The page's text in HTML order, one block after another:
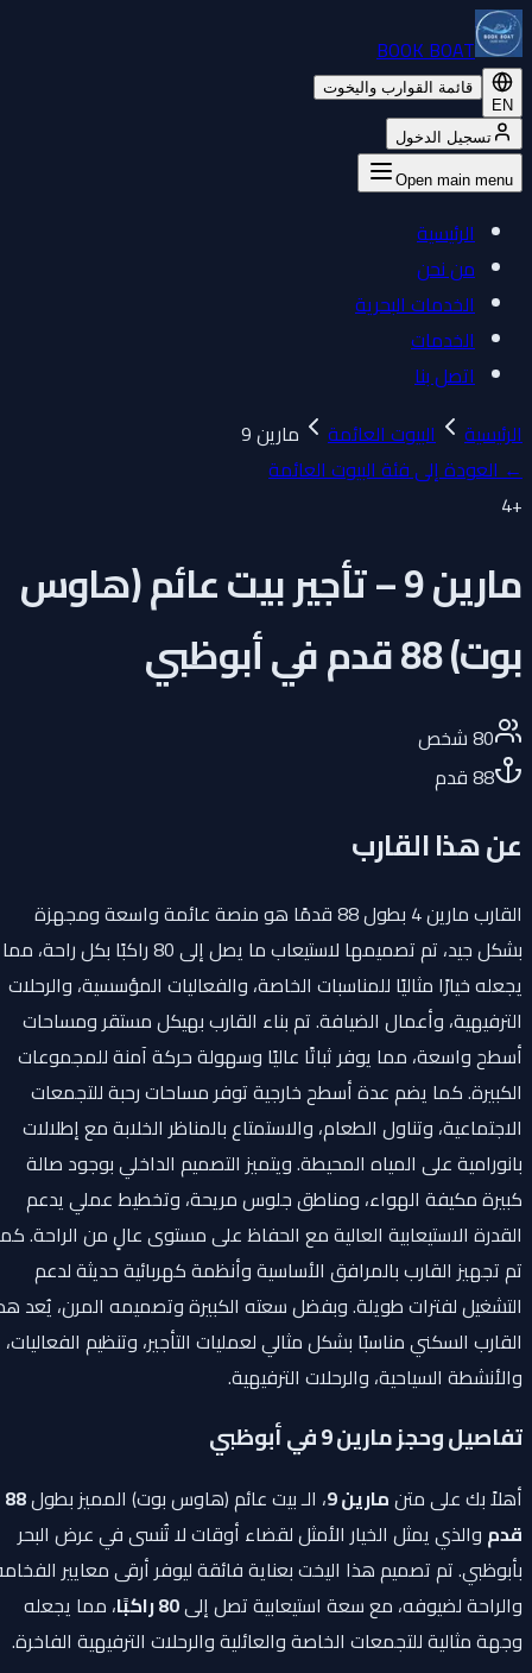
BOOK BOAT
EN
قائمة القوارب واليخوت
تسجيل الدخول
Open main menu
الرئيسية
من نحن
الخدمات البحرية
الخدمات
اتصل بنا
الرئيسية
البيوت العائمة
مارين 9
←العودة إلى فئة البيوت العائمة
4
مارين 9 – تأجير بيت عائم (هاوس
بوت) 88 قدم في أبوظبي
80شخص
88قدم
عن هذا القارب
القارب مارين 4 بطول 88 قدمًا هو منصة عائمة واسعة ومجهزة
بشكل جيد، تم تصميمها لاستيعاب ما يصل إلى 80 راكبًا بكل راحة، مما
يجعله خيارًا مثاليًا للمناسبات الخاصة، والفعاليات المؤسسية، والرحلات
الترفيهية، وأعمال الضيافة. تم بناء القارب بهيكل مستقر ومساحات
أسطح واسعة، مما يوفر ثباتًا عاليًا وسهولة حركة آمنة للمجموعات
الكبيرة. كما يضم عدة أسطح خارجية توفر مساحات رحبة للتجمعات
الاجتماعية، وتناول الطعام، والاستمتاع بالمناظر الخلابة مع إطلالات
بانورامية على المياه المحيطة. ويتميز التصميم الداخلي بوجود صالة
كبيرة مكيفة الهواء، ومناطق جلوس مريحة، وتخطيط عملي يدعم
القدرة الاستيعابية العالية مع الحفاظ على مستوى عالٍ من الراحة. كما
تم تجهيز القارب بالمرافق الأساسية وأنظمة كهربائية حديثة لدعم
التشغيل لفترات طويلة. وبفضل سعته الكبيرة وتصميمه المرن، يُعد هذا
القارب السكني مناسبًا بشكل مثالي لعمليات التأجير، وتنظيم الفعاليات،
والأنشطة السياحية، والرحلات الترفيهية.
تفاصيل وحجز مارين 9 في أبوظبي
أهلاً بك على متنمارين 9 ، الـ بيت عائم (هاوس بوت) المميز بطول88
قدموالذي يمثل الخيار الأمثل لقضاء أوقات لا تُنسى في عرض البحر
بأبوظبي. تم تصميم هذا اليخت بعناية فائقة ليوفر أرقى معايير الفخامة
والراحة لضيوفه، مع سعة استيعابية تصل إلى80 راكبًا
، مما يجعله
وجهة مثالية للتجمعات الخاصة والعائلية والرحلات الترفيهية الفاخرة.